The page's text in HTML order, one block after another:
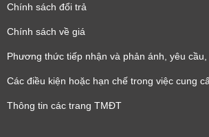
Chính sách đổi trả
Chính sách về giá
Phương thức tiếp nhận và phản ánh, yêu
Các điều kiện hoặc hạn chế trong việc cung
Thông tin các trang TMĐT